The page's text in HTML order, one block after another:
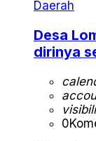
Daerah
Desa
dirinya
0